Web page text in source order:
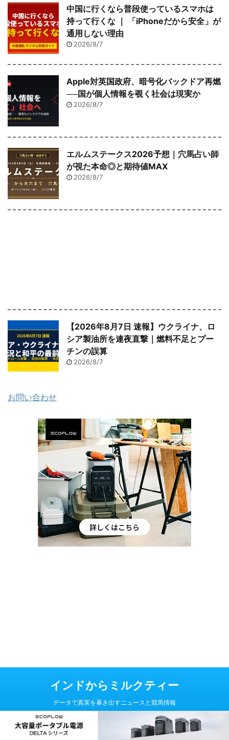
中国に行くなら普段使っているスマホは
持って行くな ｜ 「iPhoneだから安全」が
通用しない理由
2026/8/7
Apple対英国政府、暗号化バックドア再燃
──国が個人情報を覗く社会は現実か
2026/8/7
エルムステークス2026予想｜穴馬占い師
が視た本命◎と期待値MAX
2026/8/7
【2026年8月7日 速報】ウクライナ、ロ
シア製油所を連夜直撃｜燃料不足とプー
チンの誤算
2026/8/7
お問い合わせ
インドからミルクティー
データで真実を暴き出すニュースと競馬情報
Copyright© インドからミルクティー , 2026 All Rights Reserved Powered
AFFINGER5